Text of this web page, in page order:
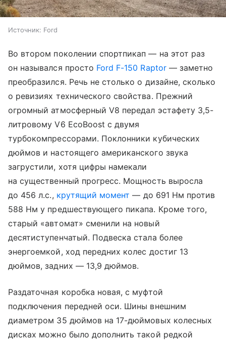
Источник: Ford
Во втором поколении спортпикап — на этот раз
он назывался просто Ford F-150 Raptor— заметно
преобразился. Речь не столько о дизайне, сколько
о ревизиях технического свойства. Прежний
огромный атмосферный V8 передал эстафету 3,5-
литровому V6 EcoBoost с двумя
турбокомпрессорами. Поклонники кубических
дюймов и настоящего американского звука
загрустили, хотя цифры намекали
на существенный прогресс. Мощность выросла
до 456 л.с., крутящий момент — до 691 Нм против
588 Нм у предшествующего пикапа. Кроме того,
старый «автомат» сменили на новый
десятиступенчатый. Подвеска стала более
энергоемкой, ход передних колес достиг 13
дюймов, задних — 13,9 дюймов.
Раздаточная коробка новая, с муфтой
подключения передней оси. Шины внешним
диаметром 35 дюймов на 17-дюймовых колесных
дисках можно было дополнить такой редкой